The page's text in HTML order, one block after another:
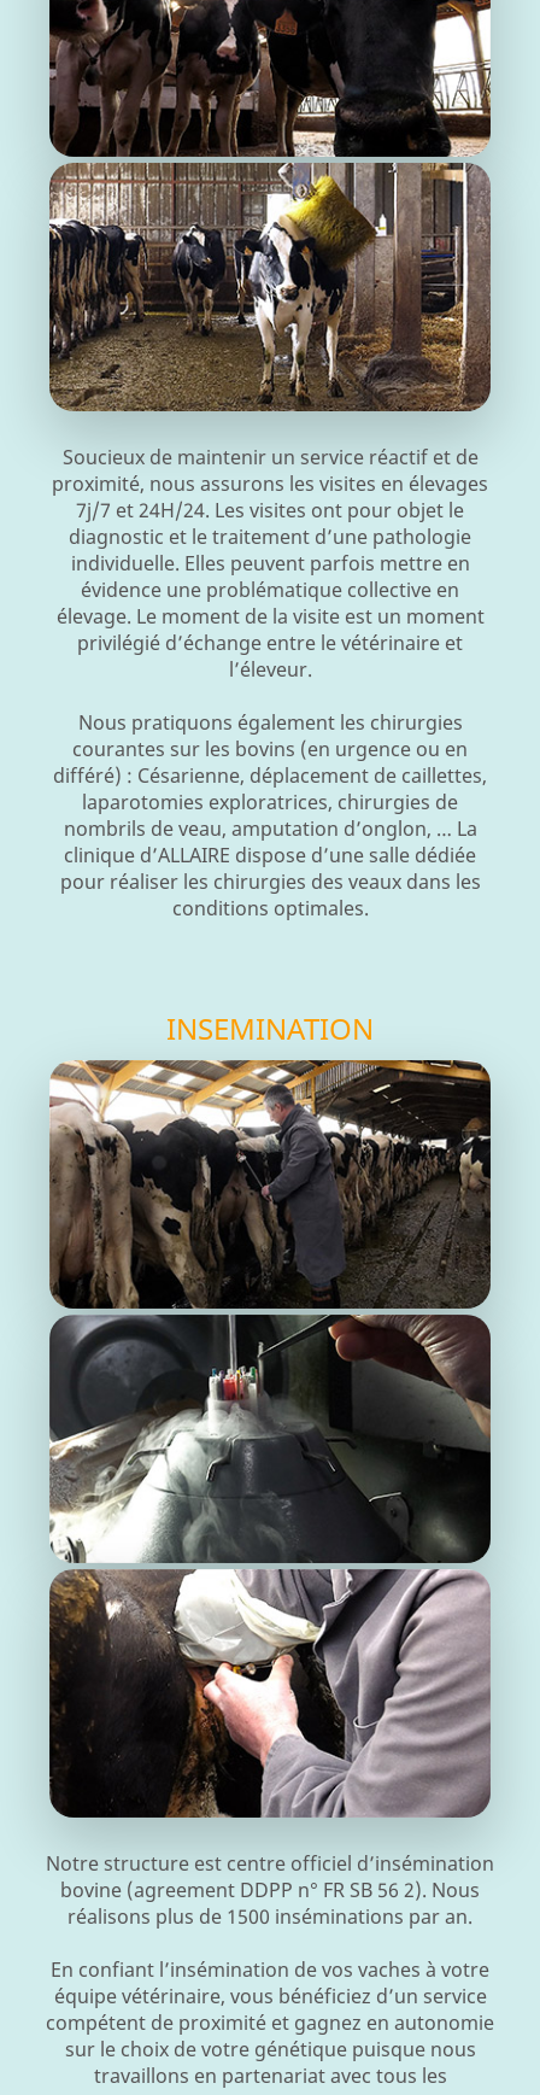
Soucieux de maintenir un service réactif et de
proximité, nous assurons les visites en élevages
7j/7 et 24H/24. Les visites ont pour objet le
diagnostic et le traitement d’une pathologie
individuelle. Elles peuvent parfois mettre en
évidence une problématique collective en
élevage. Le moment de la visite est un moment
privilégié d’échange entre le vétérinaire et
l’éleveur.
Nous pratiquons également les chirurgies
courantes sur les bovins (en urgence ou en
différé) : Césarienne, déplacement de caillettes,
laparotomies exploratrices, chirurgies de
nombrils de veau, amputation d’onglon, … La
clinique d’ALLAIRE dispose d’une salle dédiée
pour réaliser les chirurgies des veaux dans les
conditions optimales.
INSEMINATION
Notre structure est centre officiel d’insémination
bovine (agreement DDPP n° FR SB 56 2). Nous
réalisons plus de 1500 inséminations par an.
En confiant l’insémination de vos vaches à votre
équipe vétérinaire, vous bénéficiez d’un service
compétent de proximité et gagnez en autonomie
sur le choix de votre génétique puisque nous
travaillons en partenariat avec tous les